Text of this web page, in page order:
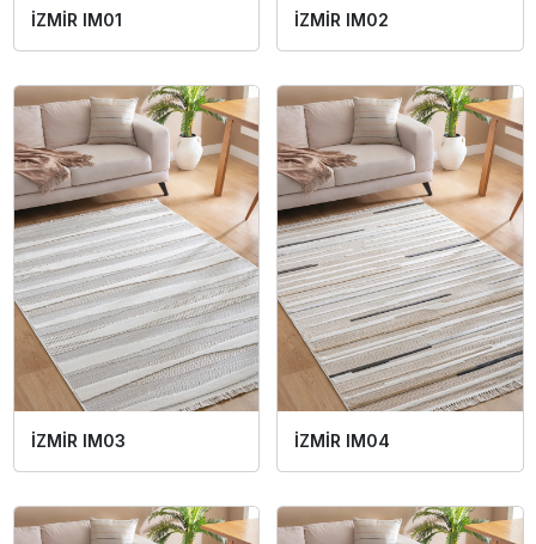
İZMİR IM01 İZMİR IM02
İZMİR IM03 İZMİR IM04